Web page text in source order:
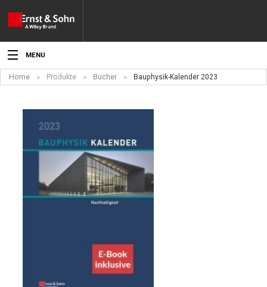
MENU
Aktuelles
Veranstaltungen
Produkte
Home Produkte Bücher Bauphysik-Kalender 2023